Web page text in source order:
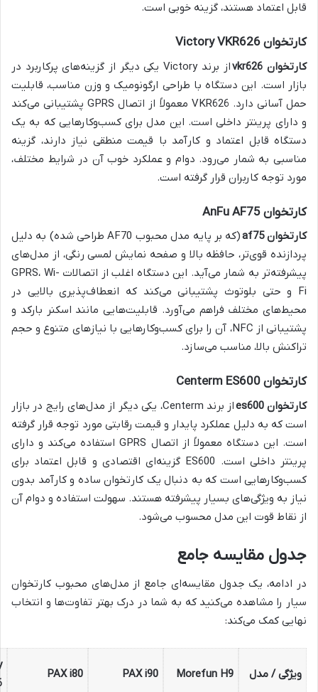
قابل اعتماد هستند، گزینه خوبی است.
کارتخوان Victory VKR626
کارتخوان vkr626
از برند Victory یکی دیگر از گزینه‌های پرکاربرد در
بازار است. این دستگاه با طراحی ارگونومیک و وزن مناسب، قابلیت
حمل آسانی دارد. VKR626 معمولاً از اتصال GPRS پشتیبانی می‌کند
و دارای پرینتر داخلی است. این مدل برای کسب‌وکارهایی که به یک
دستگاه قابل اعتماد و کارآمد با قیمت منطقی نیاز دارند، گزینه
مناسبی به شمار می‌رود. دوام و عملکرد خوب آن در شرایط مختلف،
مورد توجه کاربران قرار گرفته است.
کارتخوان AnFu AF75
کارتخوان af75
(که بر پایه مدل محبوب AF70 طراحی شده) به دلیل
پردازنده قوی‌تر، حافظه بالا و صفحه نمایش لمسی رنگی، از مدل‌های
پیشرفته‌تر به شمار می‌آید. این دستگاه اغلب از اتصالات GPRS، Wi-
Fi و حتی بلوتوث پشتیبانی می‌کند که انعطاف‌پذیری بالایی در
محیط‌های مختلف فراهم می‌آورد. قابلیت‌هایی مانند اسکنر بارکد و
پشتیبانی از NFC، آن را برای کسب‌وکارهایی با نیازهای متنوع و حجم
تراکنش بالا، مناسب می‌سازد.
کارتخوان Centerm ES600
کارتخوان es600
از برند Centerm، یکی دیگر از مدل‌های رایج در بازار
است که به دلیل عملکرد پایدار و قیمت رقابتی مورد توجه قرار گرفته
است. این دستگاه معمولاً از اتصال GPRS استفاده می‌کند و دارای
پرینتر داخلی است. ES600 گزینه‌ای اقتصادی و قابل اعتماد برای
کسب‌وکارهایی است که به دنبال یک کارتخوان ساده و کارآمد بدون
نیاز به ویژگی‌های بسیار پیشرفته هستند. سهولت استفاده و دوام آن
از نقاط قوت این مدل محسوب می‌شود.
جدول مقایسه جامع
در ادامه، یک جدول مقایسه‌ای جامع از مدل‌های محبوب کارتخوان
سیار را مشاهده می‌کنید که به شما در درک بهتر تفاوت‌ها و انتخاب
نهایی کمک می‌کند:
ویژگی / مدل Morefun H9
PAX i90
PAX i80